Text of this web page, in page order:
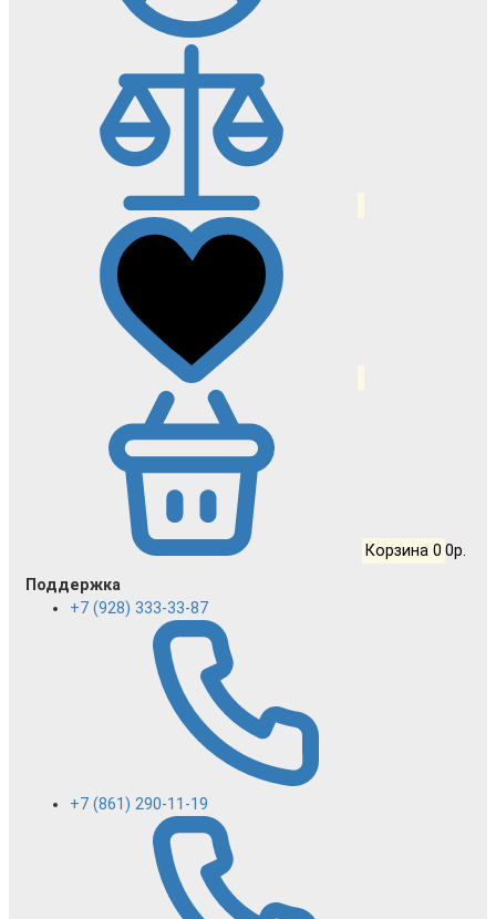
Корзина 0 0р.
Поддержка
+7 (928) 333-33-87
+7 (861) 290-11-19